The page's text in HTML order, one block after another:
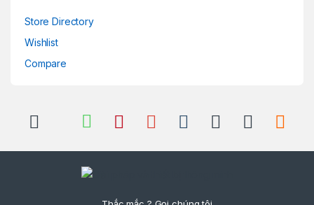
Store Directory
Wishlist
Compare